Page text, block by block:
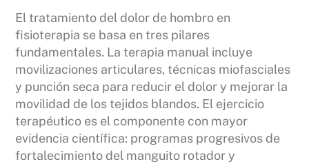
El tratamiento del dolor de hombro en
fisioterapia se basa en tres pilares
fundamentales. La terapia manual incluye
movilizaciones articulares, técnicas miofasciales
y punción seca para reducir el dolor y mejorar la
movilidad de los tejidos blandos. El ejercicio
terapéutico es el componente con mayor
evidencia científica: programas progresivos de
fortalecimiento del manguito rotador y